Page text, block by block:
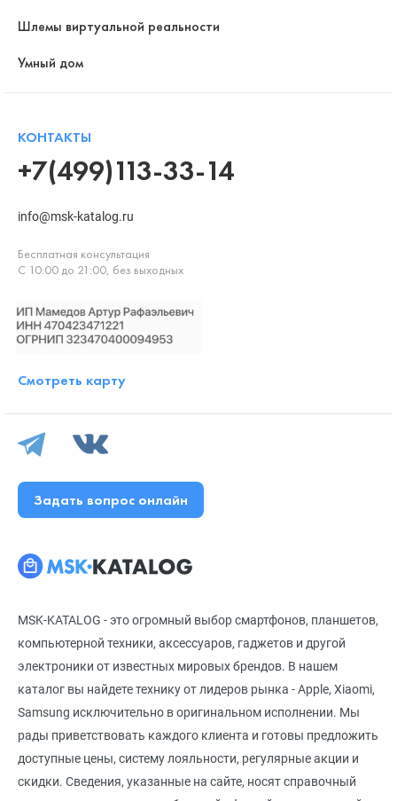
MSK-KATALOG - это огромный выбор смартфонов, планшетов,
компьютерной техники, аксессуаров, гаджетов и другой
электроники от известных мировых брендов. В нашем
каталог вы найдете технику от лидеров рынка - Apple, Xiaomi,
Samsung исключительно в оригинальном исполнении. Мы
рады приветствовать каждого клиента и готовы предложить
доступные цены, систему лояльности, регулярные акции и
скидки. Сведения, указанные на сайте, носят справочный
Шлемы виртуальной реальности
Умный дом
КОНТАКТЫ
+7(499)113-33-14
info@msk-katalog.ru
Бесплатная консультация
С 10:00 до 21:00, без выходных
Смотреть карту
Задать вопрос онлайн